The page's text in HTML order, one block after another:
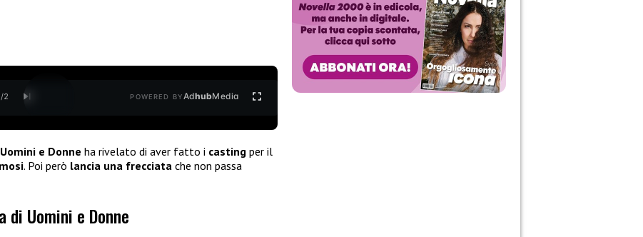
/2 POWERED BYAdhubMedia
e Donne ha rivelato di aver fatto i casting per il
. Poi però lancia una frecciata che non passa
Uomini e Donne